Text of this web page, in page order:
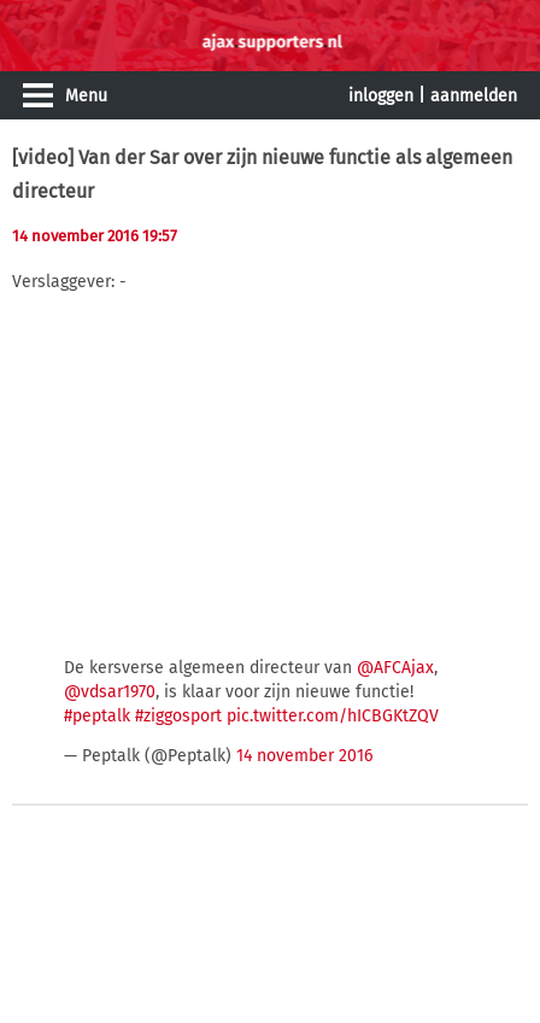
Menu inloggen aanmelden
[video] Van der Sar over zijn nieuwe functie als algemeen
directeur
14 november 2016 19:57
Verslaggever: -
De kersverse algemeen directeur van @AFCAjax,
@vdsar1970, is klaar voor zijn nieuwe functie!
#peptalk #ziggosport pic.twitter.com/hICBGKtZQV
— Peptalk (@Peptalk) 14 november 2016